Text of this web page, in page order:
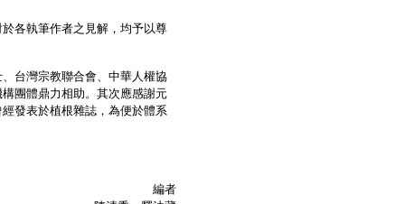
各執筆作者之見解，均予以尊
台灣宗教聯合會、中華人權協
團體鼎力相助。其次應感謝元
發表於植根雜誌，為便於體系
編者